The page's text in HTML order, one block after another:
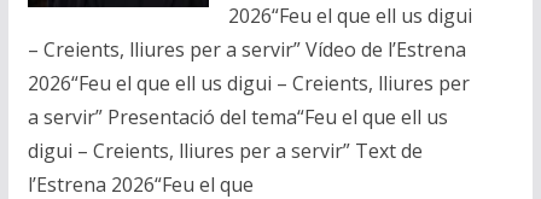
2026“Feu el que ell us digui
– Creients, lliures per a servir” Vídeo de l’Estrena
2026“Feu el que ell us digui – Creients, lliures per
a servir” Presentació del tema“Feu el que ell us
digui – Creients, lliures per a servir” Text de
l’Estrena 2026“Feu el que